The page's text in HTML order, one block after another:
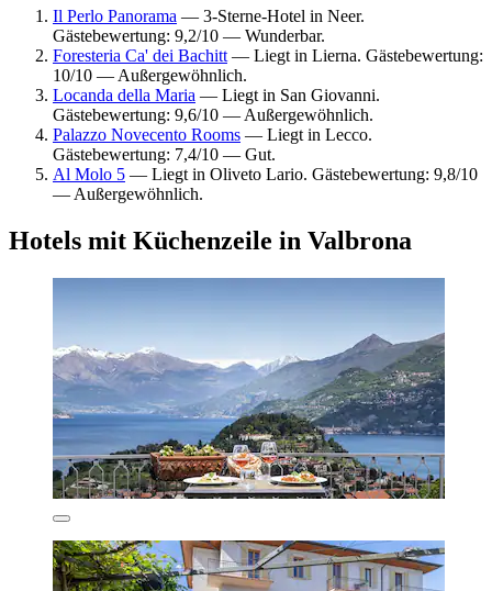
Il Perlo Panorama — 3-Sterne-Hotel in Neer.
Gästebewertung: 9,2/10 — Wunderbar.
Foresteria Ca' dei Bachitt — Liegt in Lierna. Gästebewertung:
10/10 — Außergewöhnlich.
Locanda della Maria — Liegt in San Giovanni.
Gästebewertung: 9,6/10 — Außergewöhnlich.
Palazzo Novecento Rooms — Liegt in Lecco.
Gästebewertung: 7,4/10 — Gut.
Al Molo 5 — Liegt in Oliveto Lario. Gästebewertung: 9,8/10
— Außergewöhnlich.
Hotels mit Küchenzeile in Valbrona